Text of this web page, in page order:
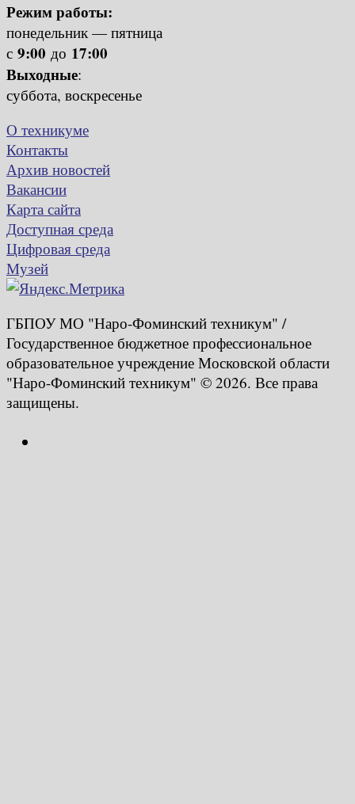
Режим работы:
понедельник — пятница
с 9:00 до 17:00
Выходные:
суббота, воскресенье
О техникуме
Контакты
Архив новостей
Вакансии
Карта сайта
Доступная среда
Цифровая среда
Музей
ГБПОУ МО "Наро-Фоминский техникум" /
Государственное бюджетное профессиональное
образовательное учреждение Московской области
"Наро-Фоминский техникум" © 2026. Все права
защищены.